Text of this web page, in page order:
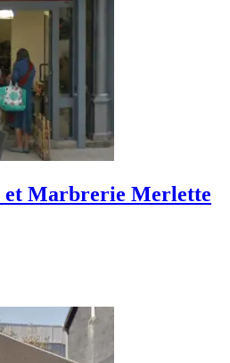
et Marbrerie Merlette